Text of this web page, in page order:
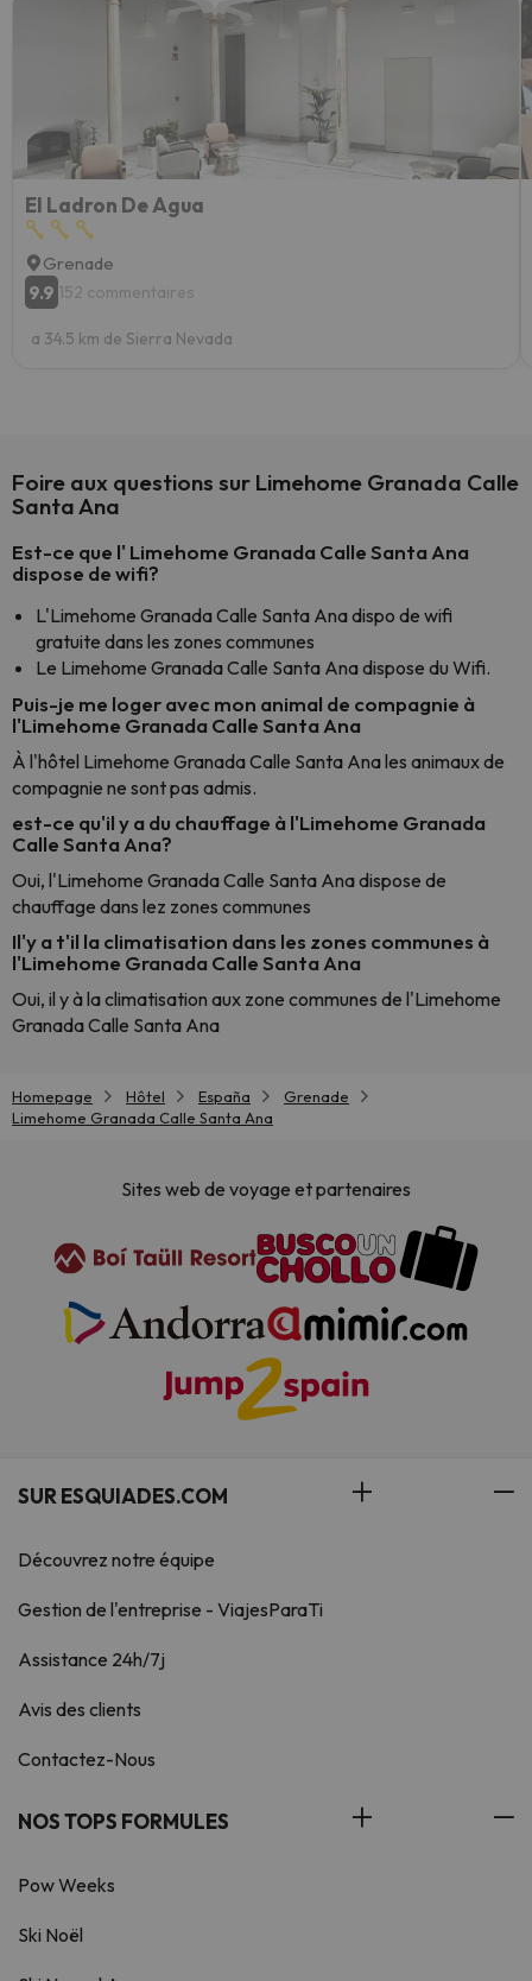
El Ladron De Agua
Grenade
9.9 152 commentaires
a 34.5 km de Sierra Nevada
Foire aux questions sur Limehome Granada Calle
Santa Ana
Est-ce que l' Limehome Granada Calle Santa Ana
dispose de wifi?
L'Limehome Granada Calle Santa Ana dispo de wifi
gratuite dans les zones communes
Le Limehome Granada Calle Santa Ana dispose du Wifi.
Puis-je me loger avec mon animal de compagnie à
l'Limehome Granada Calle Santa Ana
À l'hôtel Limehome Granada Calle Santa Ana les animaux de
compagnie ne sont pas admis.
est-ce qu'il y a du chauffage à l'Limehome Granada
Calle Santa Ana?
Oui, l'Limehome Granada Calle Santa Ana dispose de
chauffage dans lez zones communes
Il'y a t'il la climatisation dans les zones communes à
l'Limehome Granada Calle Santa Ana
Oui, il y à la climatisation aux zone communes de l'Limehome
Granada Calle Santa Ana
Homepage Hôtel España
Grenade
Limehome Granada Calle Santa Ana
Sites web de voyage et partenaires
SUR ESQUIADES.COM
Découvrez notre équipe
Gestion de l'entreprise - ViajesParaTi
Assistance 24h/7j
Avis des clients
Contactez-Nous
NOS TOPS FORMULES
Pow Weeks
Ski Noël